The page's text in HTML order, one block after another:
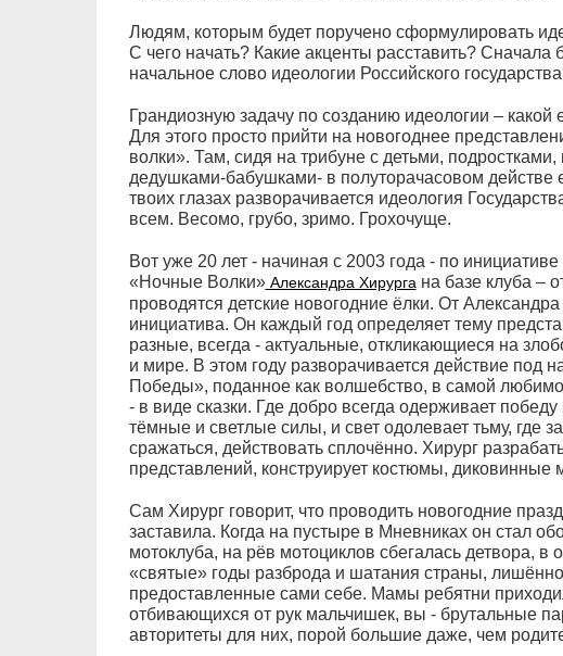
Людям, которым будет поручено сформулировать
С чего начать? Какие акценты расставить? Сначала
начальное слово идеологии Российского
Грандиозную задачу по созданию идеологии – какой
Для этого просто прийти на новогоднее
волки». Там, сидя на трибуне с детьми,
дедушками-бабушками- в полуторачасовом действе
твоих глазах разворачивается идеология
всем. Весомо, грубо, зримо. Грохочуще.
Вот уже 20 лет - начиная с 2003 года - по
«Ночные Волки»Александра Хирурга на базе клуба –
проводятся детские новогодние ёлки. От
инициатива. Он каждый год определяет тему
разные, всегда - актуальные, откликающиеся на
и мире. В этом году разворачивается действие под
Победы», поданное как волшебство, в самой
- в виде сказки. Где добро всегда одерживает
тёмные и светлые силы, и свет одолевает тьму, где
сражаться, действовать сплочённо. Хирург
представлений, конструирует костюмы,
Сам Хирург говорит, что проводить новогодние
заставила. Когда на пустыре в Мневниках он стал
мотоклуба, на рёв мотоциклов сбегалась детвора, в
«святые» годы разброда и шатания страны,
предоставленные сами себе. Мамы ребятни
отбивающихся от рук мальчишек, вы - брутальные
авторитеты для них, порой большие даже, чем